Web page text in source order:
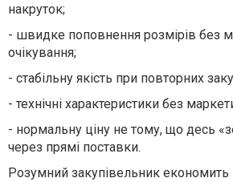
накруток;
- швидке поповнення розмірів без
очікування;
- стабільну якість при повторних
- технічні характеристики без
- нормальну ціну не тому, що десь
через прямі поставки.
Розумний закупівельник економить